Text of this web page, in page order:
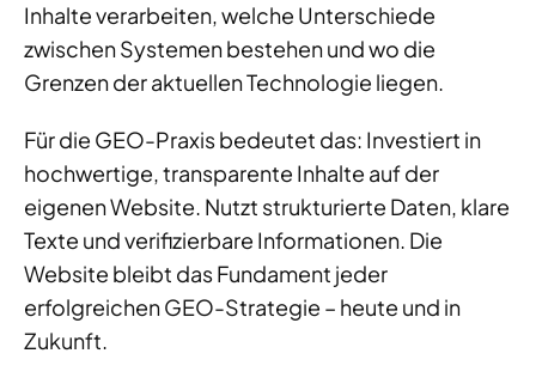
Inhalte verarbeiten, welche Unterschiede
zwischen Systemen bestehen und wo die
Grenzen der aktuellen Technologie liegen.
Für die GEO-Praxis bedeutet das: Investiert in
hochwertige, transparente Inhalte auf der
eigenen Website. Nutzt strukturierte Daten, klare
Texte und verifizierbare Informationen. Die
Website bleibt das Fundament jeder
erfolgreichen GEO-Strategie – heute und in
Zukunft.